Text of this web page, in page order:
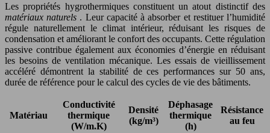
Les propriétés hygrothermiques constituent un atout distinctif des
matériaux naturels . Leur capacité à absorber et restituer l’humidité
régule naturellement le climat intérieur, réduisant les risques de
condensation et améliorant le confort des occupants. Cette régulation
passive contribue également aux économies d’énergie en réduisant
les besoins de ventilation mécanique. Les essais de vieillissement
accéléré démontrent la stabilité de ces performances sur 50 ans,
durée de référence pour le calcul des cycles de vie des bâtiments.
Matériau
Conductivité
thermique
(W/m.K)
Densité
(kg/m³)
Déphasage
thermique
(h)
Résistance
au feu